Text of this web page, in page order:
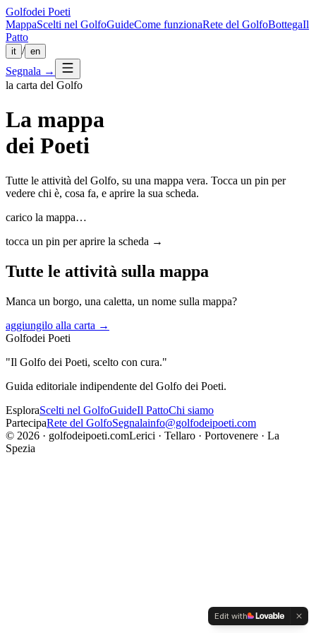
Golfodei Poeti
MappaScelti nel GolfoGuideCome funzionaRete del GolfoBottegaIl
Patto
it / en
Segnala →
la carta del Golfo
La mappa
dei Poeti
Tutte le attività del Golfo, su una mappa vera. Tocca un pin per
vedere chi è, cosa fa, e aprire la sua scheda.
carico la mappa…
tocca un pin per aprire la scheda →
Tutte le attività sulla mappa
Manca un borgo, una caletta, un nome sulla mappa?
aggiungilo alla carta →
Golfodei Poeti
"Il Golfo dei Poeti, scelto con cura."
Guida editoriale indipendente del Golfo dei Poeti.
EsploraScelti nel GolfoGuideIl PattoChi siamo
PartecipaRete del GolfoSegnalainfo@golfodeipoeti.com
© 2026 · golfodeipoeti.comLerici · Tellaro · Portovenere · La
Spezia
Edit with